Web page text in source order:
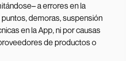
a errores en la
demoras, suspensión
en la App, ni por causas
de productos o